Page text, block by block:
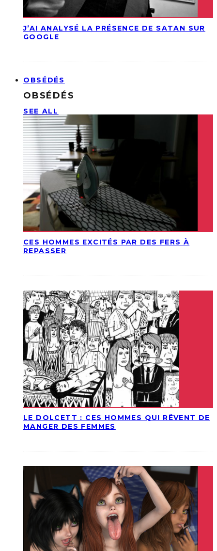
J’AI ANALYSÉ LA PRÉSENCE DE SATAN SUR
GOOGLE
OBSÉDÉS
OBSÉDÉS
SEE ALL
CES HOMMES EXCITÉS PAR DES FERS À
REPASSER
LE DOLCETT : CES HOMMES QUI RÊVENT DE
MANGER DES FEMMES